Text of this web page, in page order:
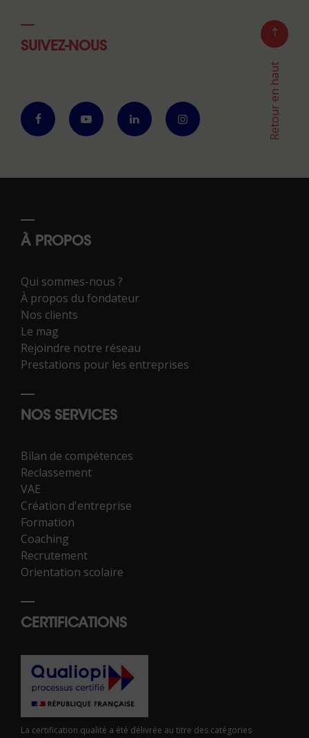
SUIVEZ-NOUS
Retour en haut
À PROPOS
Qui sommes-nous ?
À propos du fondateur
Nos clients
Le mag
Rejoindre notre réseau
Prestations pour les entreprises
NOS SERVICES
Bilan de compétences
Reclassement
VAE
Création d'entreprise
Formation
Coaching
Recrutement
Orientation scolaire
CERTIFICATIONS
La certification qualité a été délivrée au titre des catégories
02 43 72 25 88 *
*Numéro national non surtaxé